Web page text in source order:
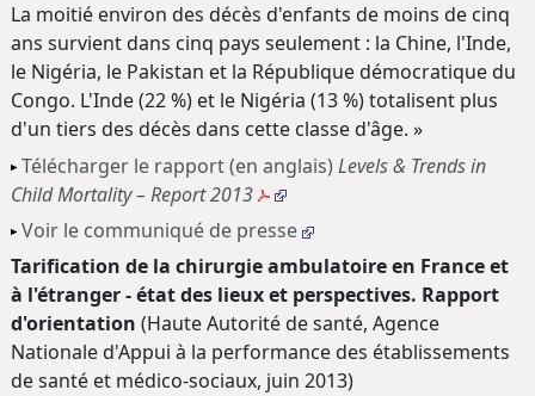
La moitié environ des décès d'enfants de moins de cinq
ans survient dans cinq pays seulement : la Chine, l'Inde,
le Nigéria, le Pakistan et la République démocratique du
Congo. L'Inde (22 %) et le Nigéria (13 %) totalisent plus
d'un tiers des décès dans cette classe d'âge. »
Télécharger le rapport (en anglais) Levels & Trends in
Child Mortality – Report 2013
Voir le communiqué de presse
Tarification de la chirurgie ambulatoire en France et
à l'étranger - état des lieux et perspectives. Rapport
d'orientation (Haute Autorité de santé, Agence
Nationale d'Appui à la performance des établissements
de santé et médico-sociaux, juin 2013)